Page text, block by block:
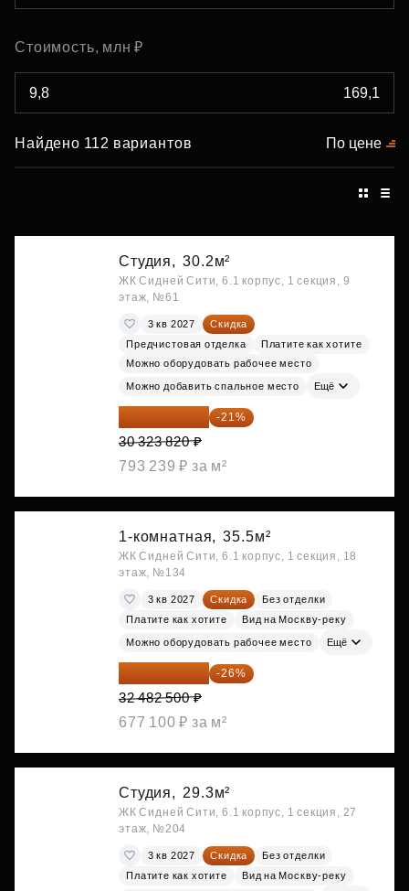
Стоимость, млн ₽
Найдено 112 вариантов По цене
Студия, 30.2м²
ЖК Сидней Сити, 6.1 корпус, 1 секция, 9
этаж, №61
3 кв 2027
Скидка
Предчистовая отделка
Платите как хотите
Можно оборудовать рабочее место
Можно добавить спальное место Ещё
23 955 818 ₽ -21%
30 323 820 ₽
793 239 ₽ за м²
1-комнатная, 35.5м²
ЖК Сидней Сити, 6.1 корпус, 1 секция, 18
этаж, №134
3 кв 2027 Скидка
Без отделки
Платите как хотите
Вид на Москву-реку
Можно оборудовать рабочее место Ещё
24 037 050 ₽ -26%
32 482 500 ₽
677 100 ₽ за м²
Студия, 29.3м²
ЖК Сидней Сити, 6.1 корпус, 1 секция, 27
этаж, №204
3 кв 2027 Скидка
Без отделки
Платите как хотите
Вид на Москву-реку